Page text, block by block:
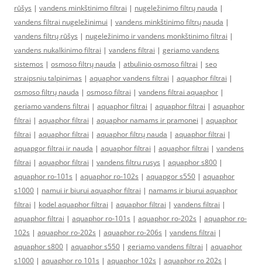
rūšys | vandens minkštinimo filtrai | nugeležinimo filtrų nauda |
vandens filtrai nugeležinimui | vandens minkštinimo filtrų nauda |
vandens filtrų rūšys | nugeležinimo ir vandens monkštinimo filtrai |
vandens nukalkinimo filtrai | vandens filtrai | geriamo vandens
sistemos | osmoso filtrų nauda | atbulinio osmoso filtrai | seo
straipsniu talpinimas | aquaphor vandens filtrai | aquaphor filtrai |
osmoso filtrų nauda | osmoso filtrai | vandens filtrai aquaphor |
geriamo vandens filtrai | aquaphor filtrai | aquaphor filtrai | aquaphor
filtrai | aquaphor filtrai | aquaphor namams ir pramonei | aquaphor
filtrai | aquaphor filtrai | aquaphor filtrų nauda | aquaphor filtrai |
aquapgor filtrai ir nauda | aquaphor filtrai | aquaphor filtrai | vandens
filtrai | aquaphor filtrai | vandens filtru rusys | aquaphor s800 |
aquaphor ro-101s | aquaphor ro-102s | aquapgor s550 | aquaphor
s1000 | namui ir biurui aquaphor filtrai | namams ir biurui aquaphor
filtrai | kodel aquaphor filtrai | aquaphor filtrai | vandens filtrai |
aquaphor filtrai | aquaphor ro-101s | aquaphor ro-202s | aquaphor ro-
102s | aquaphor ro-202s | aquaphor ro-206s | vandens filtrai |
aquaphor s800 | aquaphor s550 | geriamo vandens filtrai | aquaphor
s1000 | aquaphor ro 101s | aquaphor 102s | aquaphor ro 202s |